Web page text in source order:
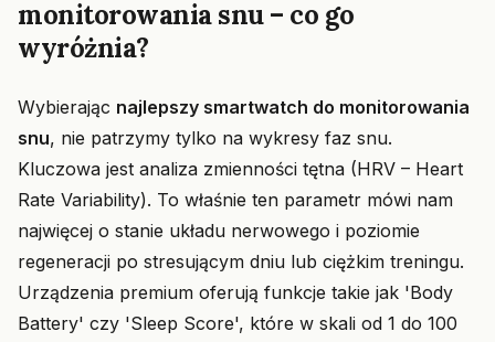
monitorowania snu – co go
wyróżnia?
Wybierając najlepszy smartwatch do monitorowania
snu, nie patrzymy tylko na wykresy faz snu.
Kluczowa jest analiza zmienności tętna (HRV – Heart
Rate Variability). To właśnie ten parametr mówi nam
najwięcej o stanie układu nerwowego i poziomie
regeneracji po stresującym dniu lub ciężkim treningu.
Urządzenia premium oferują funkcje takie jak 'Body
Battery' czy 'Sleep Score', które w skali od 1 do 100